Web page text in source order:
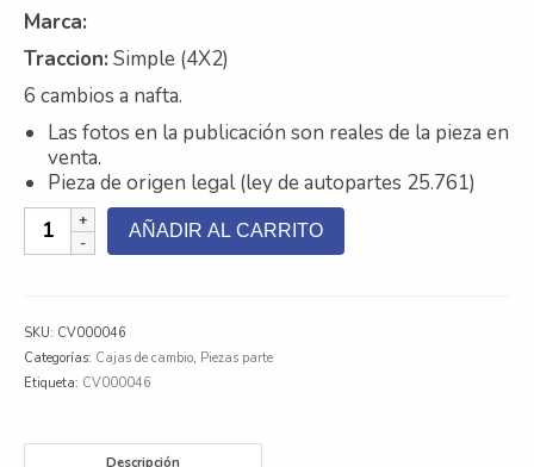
Contacto
Nosotros
Galeria
Trabaja con nosotros
Marca:
Traccion: Simple (4X2)
6 cambios a nafta.
Las fotos en la publicación son reales de la pieza en
venta.
Pieza de origen legal (ley de autopartes 25.761)
Caja
de
cantidad
AÑADIR AL CARRITO
SKU: CV000046
Categorías: Cajas de cambio, Piezas parte
Etiqueta: CV000046
Descripción